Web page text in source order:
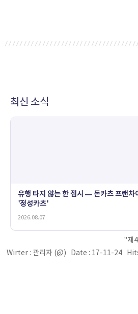
최신 소식
유행 타지 않는 한 접시 — 돈카츠 프랜차
'정성카츠'
2026.08.07
"제
Wirter : 관리자 (@) Date : 17-11-24